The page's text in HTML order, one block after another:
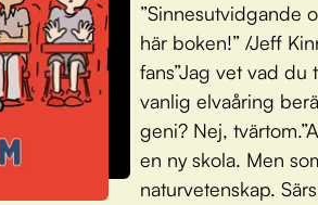
”Sinnesutvidgande
här boken!” /Jeff
fans”Jag vet vad du
vanlig elvaåring
geni? Nej,
en ny skola. Men
naturvetenskap.